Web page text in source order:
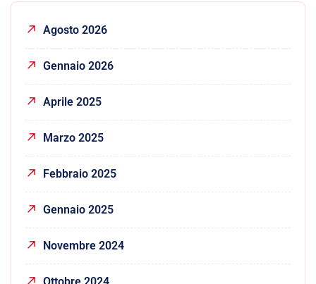
Agosto 2026
Gennaio 2026
Aprile 2025
Marzo 2025
Febbraio 2025
Gennaio 2025
Novembre 2024
Ottobre 2024